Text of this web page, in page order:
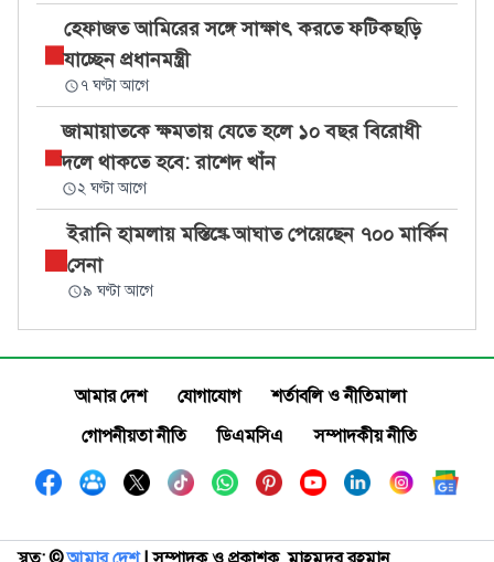
হেফাজত আমিরের সঙ্গে সাক্ষাৎ করতে ফটিকছড়ি
যাচ্ছেন প্রধানমন্ত্রী
৭ ঘণ্টা আগে
জামায়াতকে ক্ষমতায় যেতে হলে ১০ বছর বিরোধী
দলে থাকতে হবে: রাশেদ খাঁন
২ ঘণ্টা আগে
ইরানি হামলায় মস্তিষ্কে আঘাত পেয়েছেন ৭০০ মার্কিন
সেনা
৯ ঘণ্টা আগে
আমার দেশ যোগাযোগ
শর্তাবলি ও নীতিমালা
গোপনীয়তা নীতি
ডিএমসিএ সম্পাদকীয় নীতি